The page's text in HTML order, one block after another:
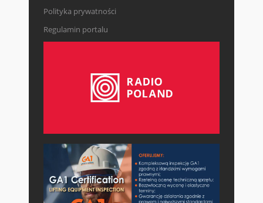
Polityka prywatności
Regulamin portalu